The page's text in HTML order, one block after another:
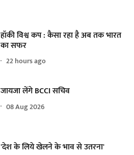
हॉकी विश्व कप : कैसा रहा है अब तक भारत
का सफर
22 hours ago
जायजा लेंगे BCCI सचिव
08 Aug 2026
'देश के लिये खेलने के भाव से उतरना'